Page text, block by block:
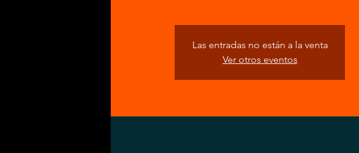
Las entradas no están a la venta
Ver otros eventos